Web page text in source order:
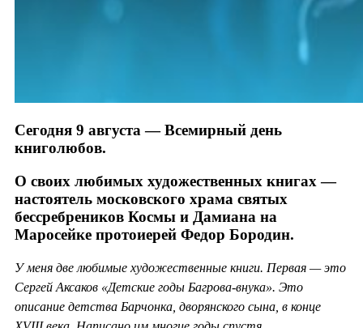
Сегодня 9 августа — Всемирный день
книголюбов.
О своих любимых художественных книгах —
настоятель московского храма святых
бессребреников Космы и Дамиана на
Маросейке протоиерей Федор Бородин.
У меня две любимые художественные книги. Первая — это
Сергей Аксаков «Детские годы Багрова-внука». Это
описание детства Барчонка, дворянского сына, в конце